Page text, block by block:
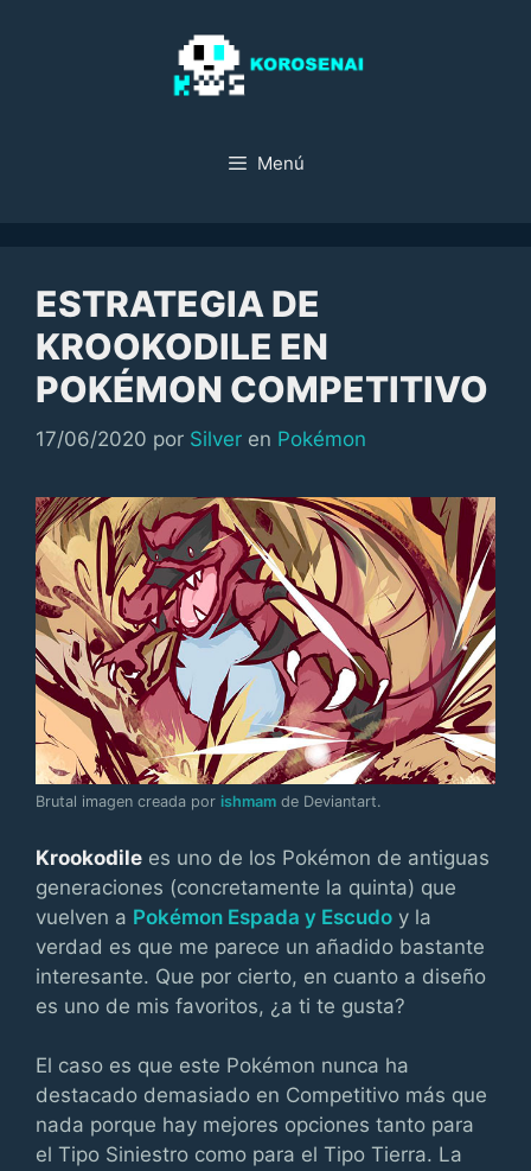
Menú
ESTRATEGIA DE
KROOKODILE EN
POKÉMON COMPETITIVO
17/06/2020 por Silver en Categorías
Pokémon
Brutal imagen creada por ishmam de Deviantart.
Krookodile es uno de los Pokémon de antiguas
generaciones (concretamente la quinta) que
vuelven a Pokémon Espada y Escudo y la
verdad es que me parece un añadido bastante
interesante. Que por cierto, en cuanto a diseño
es uno de mis favoritos, ¿a ti te gusta?
El caso es que este Pokémon nunca ha
destacado demasiado en Competitivo más que
nada porque hay mejores opciones tanto para
el Tipo Siniestro como para el Tipo Tierra. La